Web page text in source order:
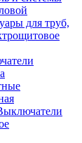
для труб,